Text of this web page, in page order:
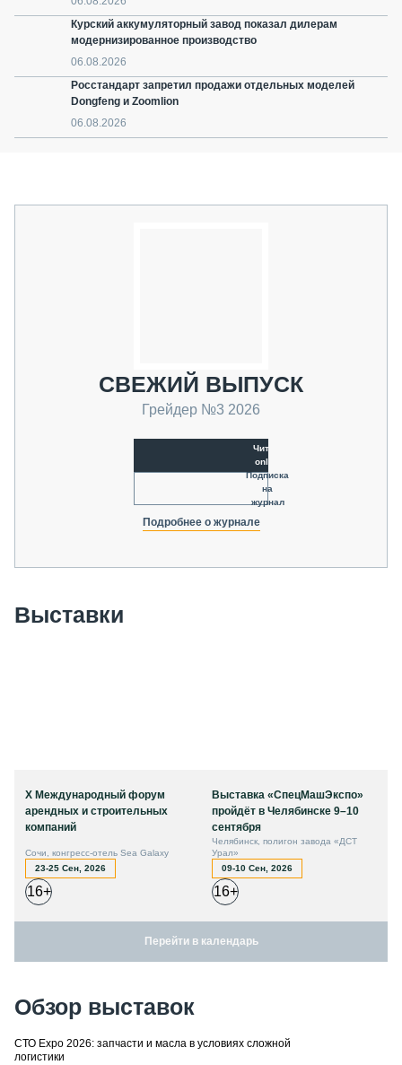
Курский аккумуляторный завод показал дилерам
модернизированное производство
06.08.2026
Росстандарт запретил продажи отдельных моделей
Dongfeng и Zoomlion
06.08.2026
СВЕЖИЙ ВЫПУСК
Грейдер №3 2026
Читать
online
Подписка
на
журнал
Подробнее о журнале
Выставки
X Международный форум
арендных и строительных
компаний
Сочи, конгресс-отель Sea Galaxy
23-25 Сен, 2026
16+
Выставка «СпецМашЭкспо»
пройдёт в Челябинске 9–10
сентября
Челябинск, полигон завода «ДСТ
Урал»
09-10 Сен, 2026
16+
Перейти в календарь
Обзор выставок
СТО Expo 2026: запчасти и масла в условиях сложной
логистики